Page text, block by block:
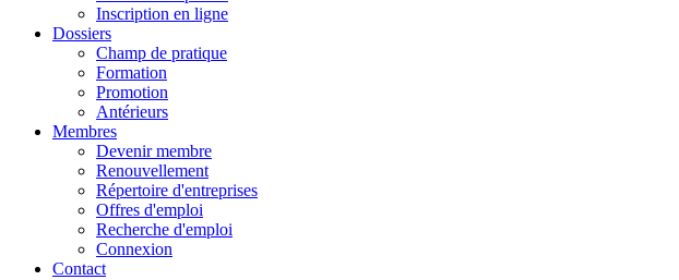
Inscription en ligne
Dossiers
Champ de pratique
Formation
Promotion
Antérieurs
Membres
Devenir membre
Renouvellement
Répertoire d'entreprises
Offres d'emploi
Recherche d'emploi
Connexion
Contact